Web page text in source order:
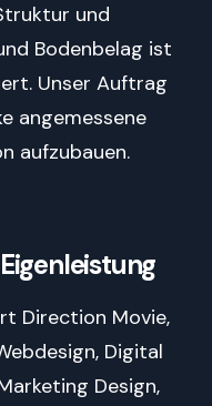
und
Bodenbelag ist
Unser Auftrag
angemessene
aufzubauen.
Eigenleistung
Direction Movie,
Digital
Design,